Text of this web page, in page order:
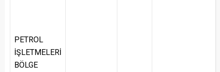
PETROL
İŞLETMELERİ
BÖLGE